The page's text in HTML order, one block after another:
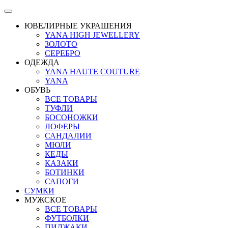
ЮВЕЛИРНЫЕ УКРАШЕНИЯ
YANA HIGH JEWELLERY
ЗОЛОТО
СЕРЕБРО
ОДЕЖДА
YANA HAUTE COUTURE
YANA
ОБУВЬ
ВСЕ ТОВАРЫ
ТУФЛИ
БОСОНОЖКИ
ЛОФЕРЫ
САНДАЛИИ
МЮЛИ
КЕДЫ
КАЗАКИ
БОТИНКИ
САПОГИ
СУМКИ
МУЖСКОЕ
ВСЕ ТОВАРЫ
ФУТБОЛКИ